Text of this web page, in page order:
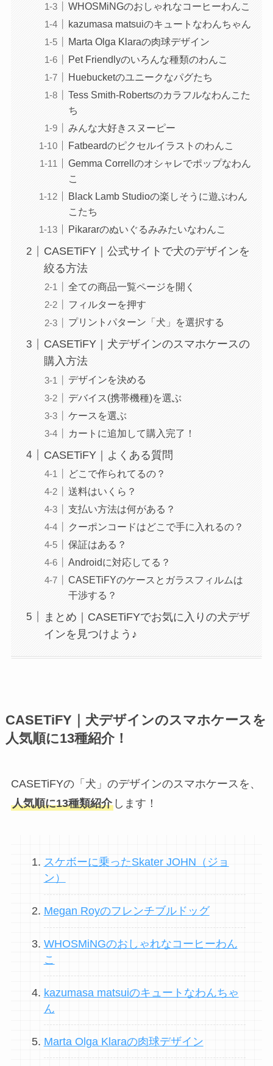
WHOSMiNGのおしゃれなコーヒーわんこ
kazumasa matsuiのキュートなわんちゃん
Marta Olga Klaraの肉球デザイン
Pet Friendlyのいろんな種類のわんこ
Huebucketのユニークなパグたち
Tess Smith-Robertsのカラフルなわんこた
ち
みんな大好きスヌーピー
Fatbeardのピクセルイラストのわんこ
Gemma Correllのオシャレでポップなわん
こ
Black Lamb Studioの楽しそうに遊ぶわん
こたち
Pikararのぬいぐるみみたいなわんこ
CASETiFY｜公式サイトで犬のデザインを
絞る方法
全ての商品一覧ページを開く
フィルターを押す
プリントパターン「犬」を選択する
CASETiFY｜犬デザインのスマホケースの
購入方法
デザインを決める
デバイス(携帯機種)を選ぶ
ケースを選ぶ
カートに追加して購入完了！
CASETiFY｜よくある質問
どこで作られてるの？
送料はいくら？
支払い方法は何がある？
クーポンコードはどこで手に入れるの？
保証はある？
Androidに対応してる？
CASETiFYのケースとガラスフィルムは
干渉する？
まとめ｜CASETiFYでお気に入りの犬デザ
インを見つけよう♪
CASETiFY｜犬デザインのスマホケースを
人気順に13種紹介！
CASETiFYの「犬」のデザインのスマホケースを、
人気順に13種類紹介します！
スケボーに乗ったSkater JOHN（ジョ
ン）
Megan Royのフレンチブルドッグ
WHOSMiNGのおしゃれなコーヒーわん
こ
kazumasa matsuiのキュートなわんちゃ
ん
Marta Olga Klaraの肉球デザイン